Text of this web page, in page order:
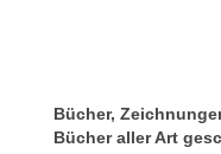
Bücher,
Bücher aller Art